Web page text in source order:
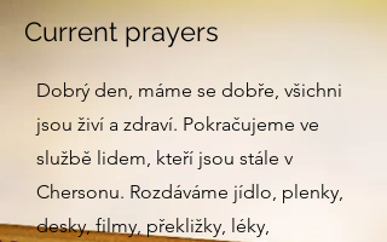
Current prayers
Dobrý den, máme se dobře, všichni
jsou živí a zdraví. Pokračujeme ve
službě lidem, kteří jsou stále v
Chersonu. Rozdáváme jídlo, plenky,
desky, filmy, překližky, léky,